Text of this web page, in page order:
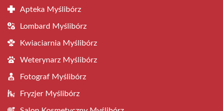
Apteka Myślibórz
Lombard Myślibórz
Kwiaciarnia Myślibórz
Weterynarz Myślibórz
Fotograf Myślibórz
Fryzjer Myślibórz